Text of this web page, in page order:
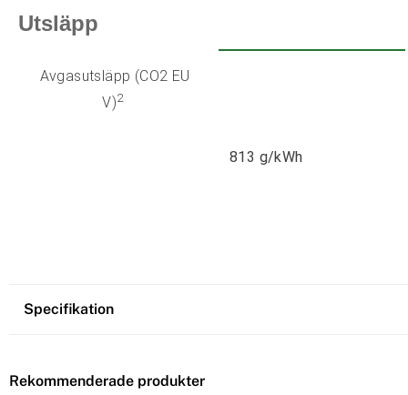
Utsläpp
Avgasutsläpp (CO2 EU
V)2
813 g/kWh
Specifikation
Rekommenderade produkter